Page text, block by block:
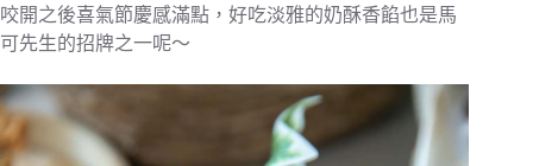
咬開之後喜氣節慶感滿點，好吃淡雅的奶酥香餡也是馬
可先生的招牌之一呢～